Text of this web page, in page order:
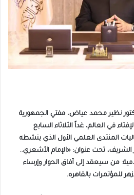
نظير محمد عياض، مفتي الجمهورية
في العالم، غداً الثلاثاء السابع
المنتدى العلمي الأول الذي ينشطه
الشريف، تحت عنوان: «الإمام الأشعري..
من سيعقد إلى آفاق الحوار وإرساء
للمؤتمرات بالقاهره.